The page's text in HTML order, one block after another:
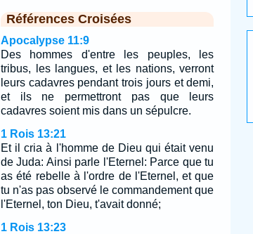
Références Croisées
Apocalypse 11:9
Des hommes d'entre les peuples, les
tribus, les langues, et les nations, verront
leurs cadavres pendant trois jours et demi,
et ils ne permettront pas que leurs
cadavres soient mis dans un sépulcre.
1 Rois 13:21
Et il cria à l'homme de Dieu qui était venu
de Juda: Ainsi parle l'Eternel: Parce que tu
as été rebelle à l'ordre de l'Eternel, et que
tu n'as pas observé le commandement que
l'Eternel, ton Dieu, t'avait donné;
1 Rois 13:23